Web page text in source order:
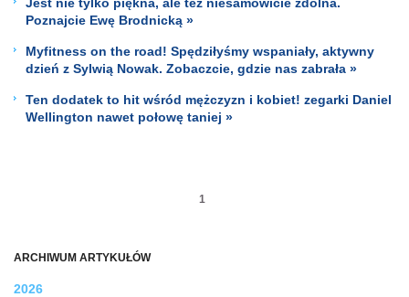
ARCHIWUM ARTYKUŁÓW
2026
Poznajcie Ewę Brodnicką »
Myfitness on the road! Spędziłyśmy wspaniały, aktywny
dzień z Sylwią Nowak. Zobaczcie, gdzie nas zabrała »
Ten dodatek to hit wśród mężczyzn i kobiet! zegarki Daniel
Wellington nawet połowę taniej »
1